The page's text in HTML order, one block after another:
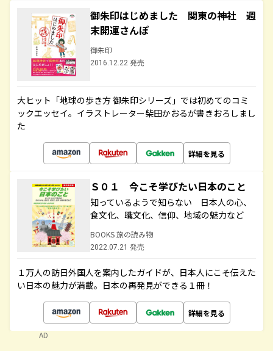
御朱印はじめました 関東の神社 週
末開運さんぽ
御朱印
2016.12.22 発売
大ヒット「地球の歩き方 御朱印シリーズ」では初めてのコミ
ックエッセイ。イラストレーター柴田かおるが書きおろしまし
た
詳細を見る
Ｓ０１ 今こそ学びたい日本のこと
知っているようで知らない 日本人の心、
食文化、職文化、信仰、地域の魅力など
BOOKS 旅の読み物
2022.07.21 発売
１万人の訪日外国人を案内したガイドが、日本人にこそ伝えた
い日本の魅力が満載。日本の再発見ができる１冊！
詳細を見る
AD